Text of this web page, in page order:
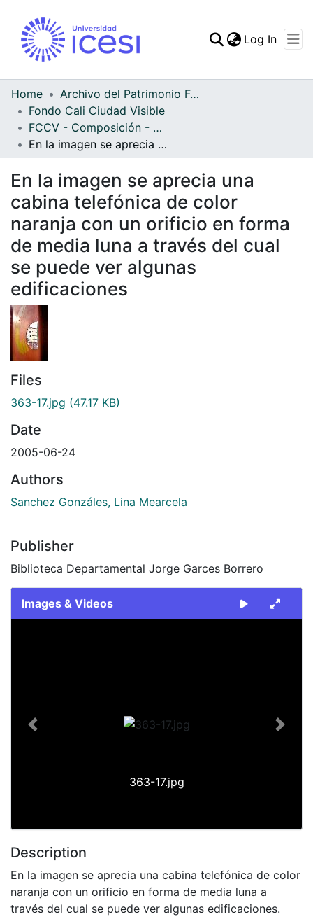
Log In
Home
Archivo del Patrimonio Fotográfico y Fílmico del Valle del Cauca
Fondo Cali Ciudad Visible
FCCV - Composición - Patrimonial
En la imagen se aprecia una cabina telefónica de color naranja con un orificio en forma de media luna a través del cual se puede ver algunas edificaciones
En la imagen se aprecia una
cabina telefónica de color
naranja con un orificio en forma
de media luna a través del cual
se puede ver algunas
edificaciones
Files
363-17.jpg (47.17 KB)
Date
2005-06-24
Authors
Sanchez Gonzáles, Lina Mearcela
Publisher
Biblioteca Departamental Jorge Garces Borrero
Images & Videos
363-17.jpg
Previous Next
Description
En la imagen se aprecia una cabina telefónica de color
naranja con un orificio en forma de media luna a
través del cual se puede ver algunas edificaciones.